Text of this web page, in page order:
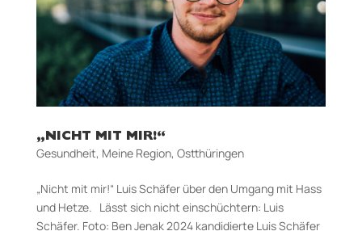
„NICHT MIT MIR!“
Gesundheit, Meine Region, Ostthüringen
„Nicht mit mir!“ Luis Schäfer über den Umgang mit Hass
und Hetze. Lässt sich nicht einschüchtern: Luis
Schäfer. Foto: Ben Jenak 2024 kandidierte Luis Schäfer